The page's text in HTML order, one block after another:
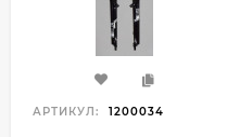
АРТИКУЛ: 1200034